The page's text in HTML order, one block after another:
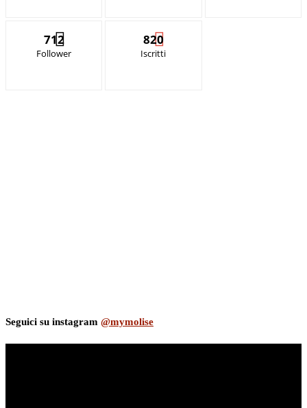
712
Follower
820
Iscritti
Seguici su instagram @mymolise